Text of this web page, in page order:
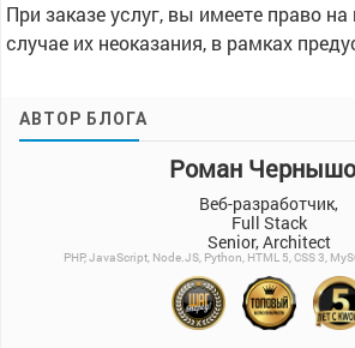
При заказе услуг, вы имеете право на
случае их неоказания, в рамках
АВТОР БЛОГА
Роман
Веб-разработчик,
Full Stack
Senior, Architect
PHP, JavaScript, Node.JS, Python, HTML 5, CSS 3,